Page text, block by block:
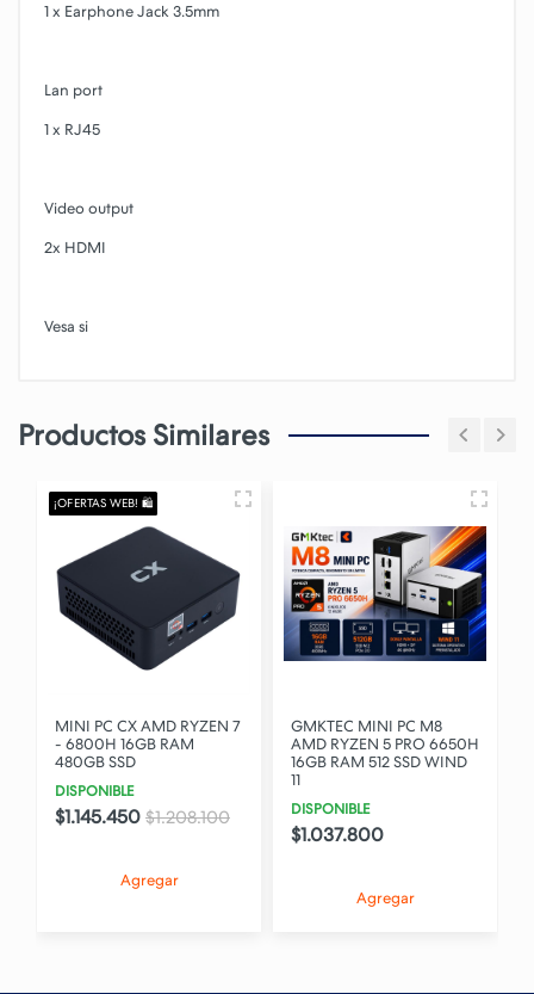
1 x Earphone Jack 3.5mm
Lan port
1 x RJ45
Video output
2x HDMI
Vesa si
Productos Similares
¡OFERTAS WEB! 🛍️
MINI PC CX AMD RYZEN 7
- 6800H 16GB RAM
480GB SSD
DISPONIBLE
$1.145.450 $1.208.100
Agregar
GMKTEC MINI PC M8
AMD RYZEN 5 PRO 6650H
16GB RAM 512 SSD WIND
11
DISPONIBLE
$1.037.800
Agregar